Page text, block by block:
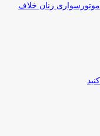
زنان خلاف